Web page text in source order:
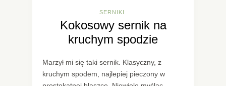
SERNIKI
Kokosowy sernik na
kruchym spodzie
Marzył mi się taki sernik. Klasyczny, z
kruchym spodem, najlepiej pieczony w